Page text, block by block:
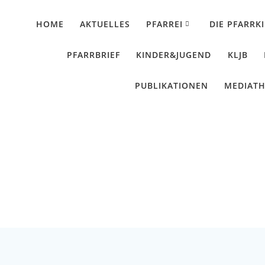
HOME AKTUELLES PFARREI DIE
PFARRBRIEF KINDER&JUGEND KLJB
PUBLIKATIONEN